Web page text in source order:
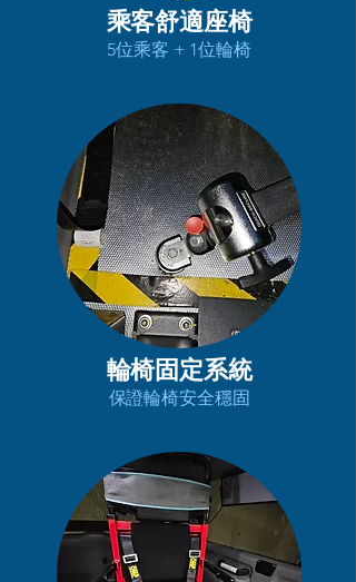
乘客舒適座椅
5位乘客 + 1位輪椅
輪椅固定系統
保證輪椅安全穩固